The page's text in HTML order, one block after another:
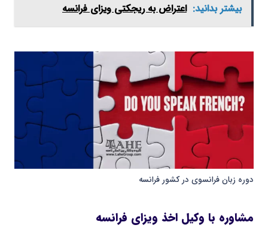
بیشتر بدانید: اعتراض به ریجکتی ویزای فرانسه
دوره زبان فرانسوی در کشور فرانسه
مشاوره با وکیل اخذ ویزای فرانسه